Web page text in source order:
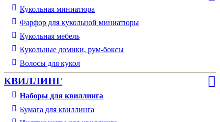
Кукольная миниатюра
Фарфор для кукольной миниатюры
Кукольная мебель
Кукольные домики, рум-боксы
Волосы для кукол
КВИЛЛИНГ
Наборы для квиллинга
Бумага для квиллинга